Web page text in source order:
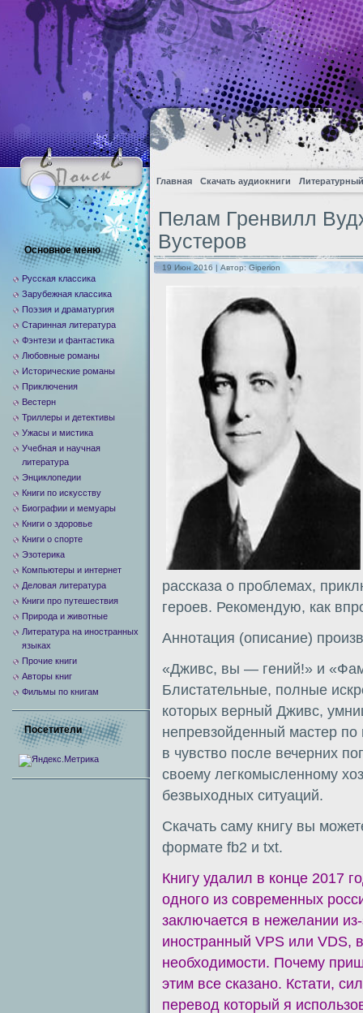
Главная Скачать аудиокниги
Пелам Гренвилл
Вустеров
19 Июн 2016 | Автор:Giperion
рассказа о проблемах,
героев. Рекомендую, как
Аннотация (описание)
«Дживс, вы — гений!» и
Блистательные, полные
которых верный Дживс,
непревзойденный мастер
в чувство после вечерних
своему легкомысленному
безвыходных ситуаций.
Скачать саму книгу вы
формате fb2 и txt.
Книгу удалил в конце 2017
одного из современных
заключается в нежелании
иностранный VPS или VDS,
необходимости. Почему
этим все сказано. Кстати,
перевод который я
Основное меню
Русская классика
Зарубежная классика
Поэзия и драматургия
Старинная литература
Фэнтези и фантастика
Любовные романы
Исторические романы
Приключения
Вестерн
Триллеры и детективы
Ужасы и мистика
Учебная и научная
литература
Энциклопедии
Книги по искусству
Биографии и мемуары
Книги о здоровье
Книги о спорте
Эзотерика
Компьютеры и интернет
Деловая литература
Книги про путешествия
Природа и животные
Литература на иностранных
языках
Прочие книги
Авторы книг
Фильмы по книгам
Посетители